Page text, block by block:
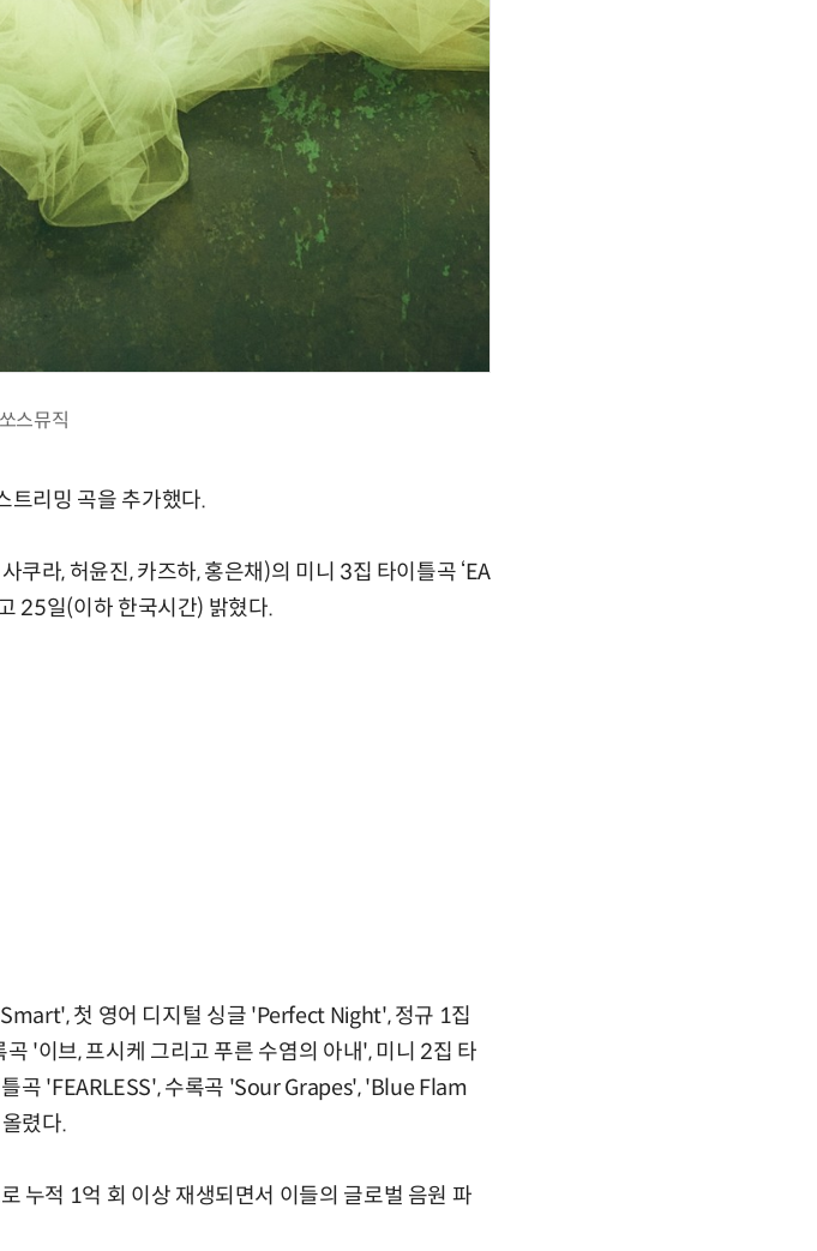
스뮤직
트리밍 곡을 추가했다.
라, 허윤진, 카즈하, 홍은채)의 미니 3집 타이틀곡 ‘EA
25일(이하 한국시간) 밝혔다.
첫 영어 디지털 싱글 'Perfect Night', 정규 1집
'이브, 프시케 그리고 푸른 수염의 아내', 미니 2집 타
곡 'FEARLESS', 수록곡 'Sour Grapes', 'Blue Flam
렸다.
누적 1억 회 이상 재생되면서 이들의 글로벌 음원 파